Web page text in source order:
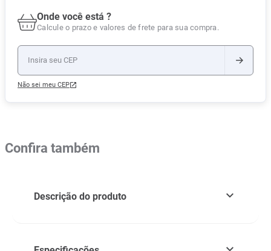
Onde você está ?
Calcule o prazo e valores de frete para sua compra.
Não sei meu CEP
Confira também
Descrição do produto